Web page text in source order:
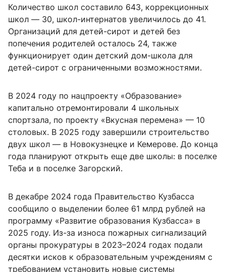
Количество школ составило 643, коррекционных
школ — 30, школ-интернатов увеличилось до 41.
Организаций для детей-сирот и детей без
попечения родителей осталось 24, также
функционирует один детский дом-школа для
детей-сирот с ограниченными возможностями.
В 2024 году по нацпроекту «Образование»
капитально отремонтировали 4 школьных
спортзала, по проекту «Вкусная перемена» — 10
столовых. В 2025 году завершили строительство
двух школ — в Новокузнецке и Кемерове. До конца
года планируют открыть еще две школы: в поселке
Теба и в поселке Загорский.
В декабре 2024 года Правительство Кузбасса
сообщило о выделении более 61 млрд рублей на
программу «Развитие образования Кузбасса» в
2025 году. Из-за износа пожарных сигнализаций
органы прокуратуры в 2023–2024 годах подали
десятки исков к образовательным учреждениям с
требованием установить новые системы